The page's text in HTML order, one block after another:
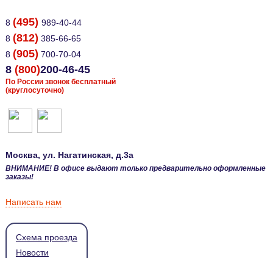
8 (495) 989-40-44
8 (812) 385-66-65
8 (905) 700-70-04
8 (800)200-46-45
По России звонок бесплатный
(круглосуточно)
Москва, ул. Нагатинская, д.3а
ВНИМАНИЕ! В офисе выдают только предварительно оформленные
заказы!
Написать нам
Схема проезда
Новости